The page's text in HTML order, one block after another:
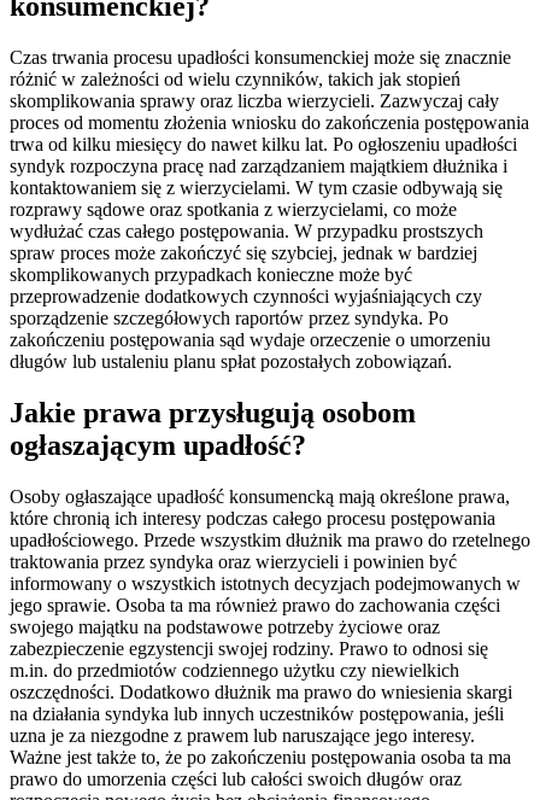
konsumenckiej?
Czas trwania procesu upadłości konsumenckiej może się znacznie
różnić w zależności od wielu czynników, takich jak stopień
skomplikowania sprawy oraz liczba wierzycieli. Zazwyczaj cały
proces od momentu złożenia wniosku do zakończenia postępowania
trwa od kilku miesięcy do nawet kilku lat. Po ogłoszeniu upadłości
syndyk rozpoczyna pracę nad zarządzaniem majątkiem dłużnika i
kontaktowaniem się z wierzycielami. W tym czasie odbywają się
rozprawy sądowe oraz spotkania z wierzycielami, co może
wydłużać czas całego postępowania. W przypadku prostszych
spraw proces może zakończyć się szybciej, jednak w bardziej
skomplikowanych przypadkach konieczne może być
przeprowadzenie dodatkowych czynności wyjaśniających czy
sporządzenie szczegółowych raportów przez syndyka. Po
zakończeniu postępowania sąd wydaje orzeczenie o umorzeniu
długów lub ustaleniu planu spłat pozostałych zobowiązań.
Jakie prawa przysługują osobom
ogłaszającym upadłość?
Osoby ogłaszające upadłość konsumencką mają określone prawa,
które chronią ich interesy podczas całego procesu postępowania
upadłościowego. Przede wszystkim dłużnik ma prawo do rzetelnego
traktowania przez syndyka oraz wierzycieli i powinien być
informowany o wszystkich istotnych decyzjach podejmowanych w
jego sprawie. Osoba ta ma również prawo do zachowania części
swojego majątku na podstawowe potrzeby życiowe oraz
zabezpieczenie egzystencji swojej rodziny. Prawo to odnosi się
m.in. do przedmiotów codziennego użytku czy niewielkich
oszczędności. Dodatkowo dłużnik ma prawo do wniesienia skargi
na działania syndyka lub innych uczestników postępowania, jeśli
uzna je za niezgodne z prawem lub naruszające jego interesy.
Ważne jest także to, że po zakończeniu postępowania osoba ta ma
prawo do umorzenia części lub całości swoich długów oraz